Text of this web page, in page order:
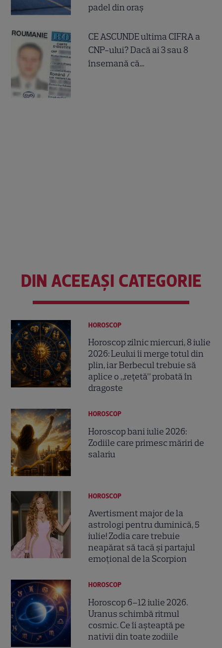
padel din oraș
CE ASCUNDE ultima CIFRA a
CNP-ului? Dacă ai 3 sau 8
însemană că...
DIN ACEEAȘI CATEGORIE
HOROSCOP
Horoscop zilnic miercuri, 8 iulie
2026: Leului îi merge totul din
plin, iar Berbecul trebuie să
aplice o „rețetă” probată în
dragoste
HOROSCOP
Horoscop bani iulie 2026:
Zodiile care primesc măriri de
salariu
HOROSCOP
Avertisment major de la
astrologi pentru duminică, 5
iulie! Zodia care trebuie
neapărat să tacă și partajul
emoțional de la Scorpion
HOROSCOP
Horoscop 6–12 iulie 2026.
Uranus schimbă ritmul
cosmic. Ce îi așteaptă pe
nativii din toate zodiile